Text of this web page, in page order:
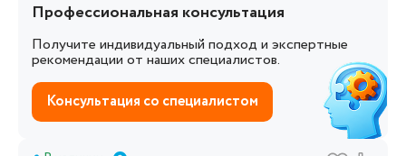
Профессиональная консультация
Получите индивидуальный подход и экспертные
рекомендации от наших специалистов.
Консультация со специалистом